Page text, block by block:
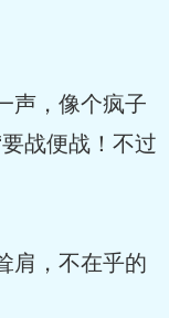
声，像个疯子
战便战！不过
肩，不在乎的